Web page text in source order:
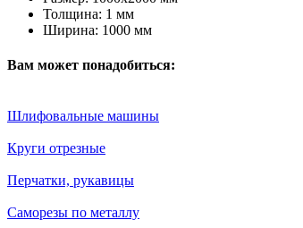
Толщина: 1 мм
Ширина: 1000 мм
Вам может понадобиться:
Шлифовальные машины
Круги отрезные
Перчатки, рукавицы
Саморезы по металлу